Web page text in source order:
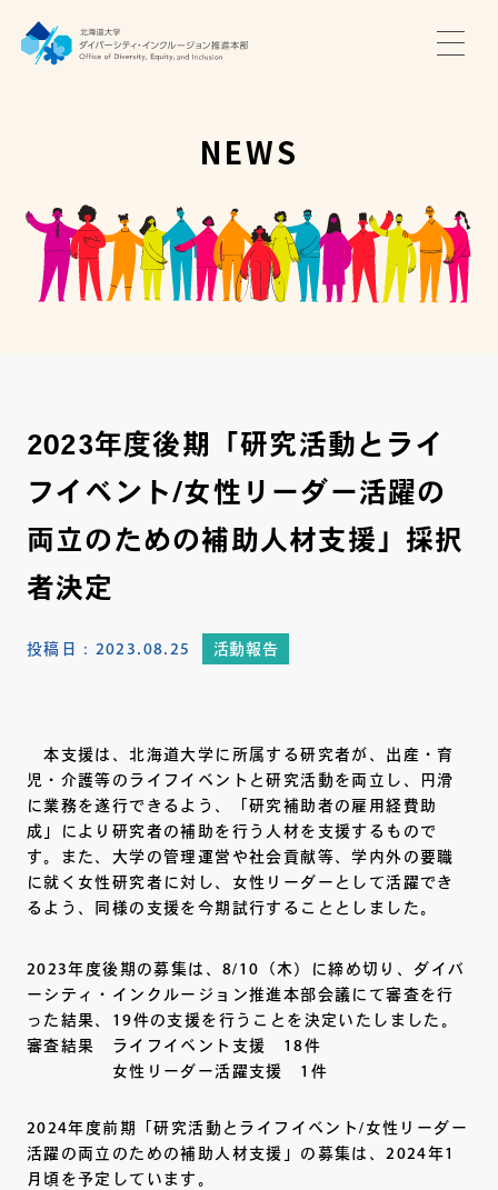
推進本部について
アクセス・お問い合わせ
NEWS
2023年度後期「研究活動とライ
フイベント/女性リーダー活躍の
両立のための補助人材支援」採択
者決定
投稿日： 2023.08.25 活動報告
本支援は、北海道大学に所属する研究者が、出産・育
児・介護等のライフイベントと研究活動を両立し、円滑
に業務を遂行できるよう、「研究補助者の雇用経費助
成」により研究者の補助を行う人材を支援するもので
す。また、大学の管理運営や社会貢献等、学内外の要職
に就く女性研究者に対し、女性リーダーとして活躍でき
るよう、同様の支援を今期試行することとしました。
2023年度後期の募集は、8/10（木）に締め切り、ダイバ
ーシティ・インクルージョン推進本部会議にて審査を行
った結果、19件の支援を行うことを決定いたしました。
審査結果 ライフイベント支援 18件
女性リーダー活躍支援 1件
2024年度前期「研究活動とライフイベント/女性リーダー
活躍の両立のための補助人材支援」の募集は、2024年1
月頃を予定しています。